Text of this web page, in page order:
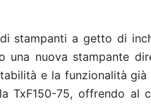
stampanti a getto di
una nuova stampante
e la funzionalità
TxF150-75, offrendo